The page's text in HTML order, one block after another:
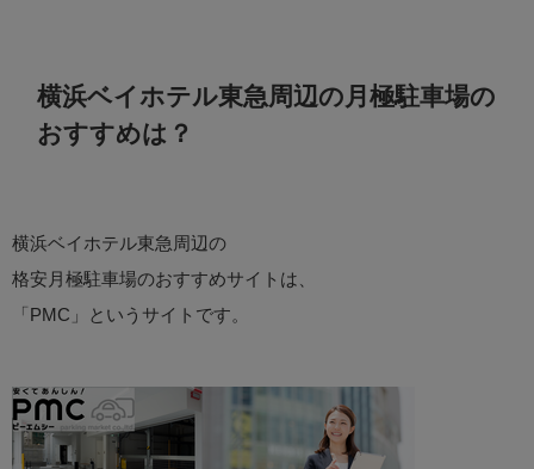
横浜ベイホテル東急周辺の月極駐車場の
おすすめは？
横浜ベイホテル東急周辺の
格安月極駐車場のおすすめサイトは、
「PMC」というサイトです。